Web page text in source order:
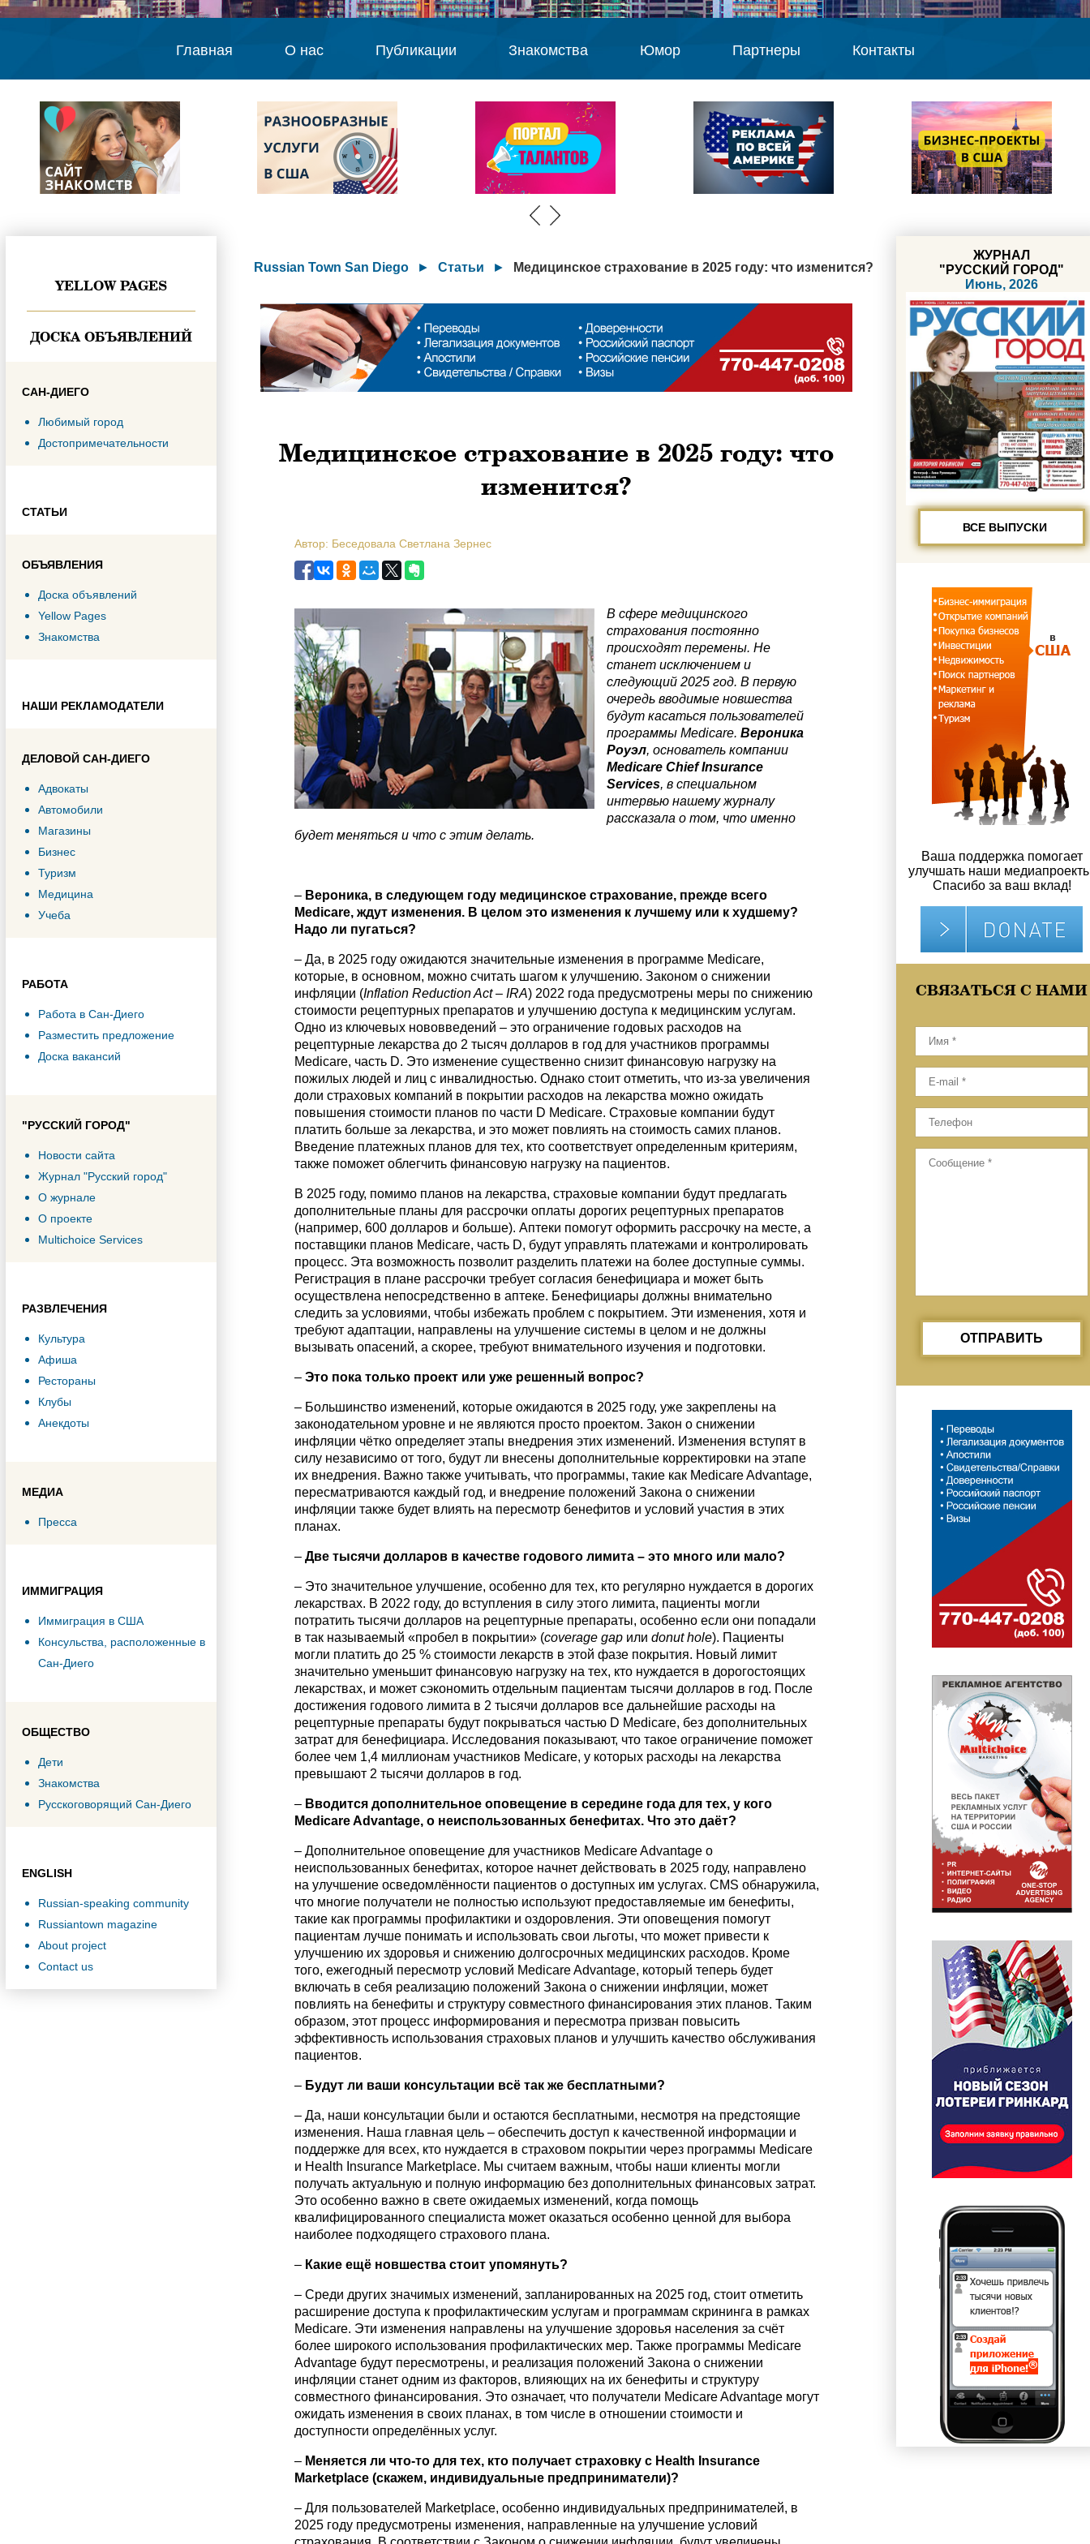
Главная О нас Публикации Знакомства Юмор Партнеры Контакты
YELLOW PAGES
ДОСКА ОБЪЯВЛЕНИЙ
САН-ДИЕГО
Любимый город
Достопримечательности
СТАТЬИ
ОБЪЯВЛЕНИЯ
Доска объявлений
Yellow Pages
Знакомства
НАШИ РЕКЛАМОДАТЕЛИ
ДЕЛОВОЙ САН-ДИЕГО
Адвокаты
Автомобили
Магазины
Бизнес
Туризм
Медицина
Учеба
РАБОТА
Работа в Сан-Диего
Разместить предложение
Доска вакансий
"РУССКИЙ ГОРОД"
Новости сайта
Журнал "Русский город"
О журнале
О проекте
Multichoice Services
РАЗВЛЕЧЕНИЯ
Культура
Афиша
Рестораны
Клубы
Анекдоты
МЕДИА
Пресса
ИММИГРАЦИЯ
Иммиграция в США
Консульства, расположенные в
Сан-Диего
ОБЩЕСТВО
Дети
Знакомства
Русскоговорящий Сан-Диего
ENGLISH
Russian-speaking community
Russiantown magazine
About project
Contact us
Russian Town San Diego ► Статьи ► Медицинское страхование в 2025 году: что изменится?
Медицинское страхование в 2025 году: что
изменится?
Автор: Беседовала Светлана Зернес
В сфере медицинского
страхования постоянно
происходят перемены. Не
станет исключением и
следующий 2025 год. В первую
очередь вводимые новшества
будут касаться пользователей
программы Medicare. Вероника
Роуэл, основатель компании
Medicare Chief Insurance
Services, в специальном
интервью нашему журналу
рассказала о том, что именно
будет меняться и что с этим делать.
– Вероника, в следующем году медицинское страхование, прежде всего
Medicare, ждут изменения. В целом это изменения к лучшему или к худшему?
Надо ли пугаться?
– Да, в 2025 году ожидаются значительные изменения в программе Medicare,
которые, в основном, можно считать шагом к улучшению. Законом о снижении
инфляции (Inflation Reduction Act– IRA) 2022 года предусмотрены меры по снижению
стоимости рецептурных препаратов и улучшению доступа к медицинским услугам.
Одно из ключевых нововведений – это ограничение годовых расходов на
рецептурные лекарства до 2 тысяч долларов в год для участников программы
Medicare, часть D. Это изменение существенно снизит финансовую нагрузку на
пожилых людей и лиц с инвалидностью. Однако стоит отметить, что из-за увеличения
доли страховых компаний в покрытии расходов на лекарства можно ожидать
повышения стоимости планов по части D Medicare. Страховые компании будут
платить больше за лекарства, и это может повлиять на стоимость самих планов.
Введение платежных планов для тех, кто соответствует определенным критериям,
также поможет облегчить финансовую нагрузку на пациентов.
В 2025 году, помимо планов на лекарства, страховые компании будут предлагать
дополнительные планы для рассрочки оплаты дорогих рецептурных препаратов
(например, 600 долларов и больше). Аптеки помогут оформить рассрочку на месте, а
поставщики планов Medicare, часть D, будут управлять платежами и контролировать
процесс. Эта возможность позволит разделить платежи на более доступные суммы.
Регистрация в плане рассрочки требует согласия бенефициара и может быть
осуществлена непосредственно в аптеке. Бенефициары должны внимательно
следить за условиями, чтобы избежать проблем с покрытием. Эти изменения, хотя и
требуют адаптации, направлены на улучшение системы в целом и не должны
вызывать опасений, а скорее, требуют внимательного изучения и подготовки.
– Это пока только проект или уже решенный вопрос?
– Большинство изменений, которые ожидаются в 2025 году, уже закреплены на
законодательном уровне и не являются просто проектом. Закон о снижении
инфляции чётко определяет этапы внедрения этих изменений. Изменения вступят в
силу независимо от того, будут ли внесены дополнительные корректировки на этапе
их внедрения. Важно также учитывать, что программы, такие как Medicare Advantage,
пересматриваются каждый год, и внедрение положений Закона о снижении
инфляции также будет влиять на пересмотр бенефитов и условий участия в этих
планах.
– Две тысячи долларов в качестве годового лимита – это много или мало?
– Это значительное улучшение, особенно для тех, кто регулярно нуждается в дорогих
лекарствах. В 2022 году, до вступления в силу этого лимита, пациенты могли
потратить тысячи долларов на рецептурные препараты, особенно если они попадали
в так называемый «пробел в покрытии» (coverage gapили donut hole). Пациенты
могли платить до 25 % стоимости лекарств в этой фазе покрытия. Новый лимит
значительно уменьшит финансовую нагрузку на тех, кто нуждается в дорогостоящих
лекарствах, и может сэкономить отдельным пациентам тысячи долларов в год. После
достижения годового лимита в 2 тысячи долларов все дальнейшие расходы на
рецептурные препараты будут покрываться частью D Medicare, без дополнительных
затрат для бенефициара. Исследования показывают, что такое ограничение поможет
более чем 1,4 миллионам участников Medicare, у которых расходы на лекарства
превышают 2 тысячи долларов в год.
– Вводится дополнительное оповещение в середине года для тех, у кого
Medicare Advantage, о неиспользованных бенефитах. Что это даёт?
– Дополнительное оповещение для участников Medicare Advantage о
неиспользованных бенефитах, которое начнет действовать в 2025 году, направлено
на улучшение осведомлённости пациентов о доступных им услугах. CMS обнаружила,
что многие получатели не полностью используют предоставляемые им бенефиты,
такие как программы профилактики и оздоровления. Эти оповещения помогут
пациентам лучше понимать и использовать свои льготы, что может привести к
улучшению их здоровья и снижению долгосрочных медицинских расходов. Кроме
того, ежегодный пересмотр условий Medicare Advantage, который теперь будет
включать в себя реализацию положений Закона о снижении инфляции, может
повлиять на бенефиты и структуру совместного финансирования этих планов. Таким
образом, этот процесс информирования и пересмотра призван повысить
эффективность использования страховых планов и улучшить качество обслуживания
пациентов.
– Будут ли ваши консультации всё так же бесплатными?
– Да, наши консультации были и остаются бесплатными, несмотря на предстоящие
изменения. Наша главная цель – обеспечить доступ к качественной информации и
поддержке для всех, кто нуждается в страховом покрытии через программы Medicare
и Health Insurance Marketplace. Мы считаем важным, чтобы наши клиенты могли
получать актуальную и полную информацию без дополнительных финансовых затрат.
Это особенно важно в свете ожидаемых изменений, когда помощь
квалифицированного специалиста может оказаться особенно ценной для выбора
наиболее подходящего страхового плана.
– Какие ещё новшества стоит упомянуть?
– Среди других значимых изменений, запланированных на 2025 год, стоит отметить
расширение доступа к профилактическим услугам и программам скрининга в рамках
Medicare. Эти изменения направлены на улучшение здоровья населения за счёт
более широкого использования профилактических мер. Также программы Medicare
Advantage будут пересмотрены, и реализация положений Закона о снижении
инфляции станет одним из факторов, влияющих на их бенефиты и структуру
совместного финансирования. Это означает, что получатели Medicare Advantage могут
ожидать изменения в своих планах, в том числе в отношении стоимости и
доступности определённых услуг.
– Меняется ли что-то для тех, кто получает страховку с Health nsurance
Marketplace(скажем, индивидуальные предприниматели)?
– Для пользователей Marketplace, особенно индивидуальных предпринимателей, в
2025 году предусмотрены изменения, направленные на улучшение условий
ЖУРНАЛ
"РУССКИЙ ГОРОД"
Июнь, 2026
ВСЕ ВЫПУСКИ
Ваша поддержка помогает
улучшать наши
Спасибо за ваш вклад!
СВЯЗАТЬСЯ С НАМИ
ОТПРАВИТЬ